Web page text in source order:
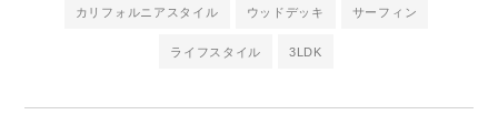
ブログ
カリフォルニアスタイル ウッドデッキ サーフィン
ライフスタイル 3LDK